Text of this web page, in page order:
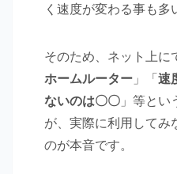
く速度が変わる事も多
そのため、ネット上に
ホームルーター 」「 速
ないのは〇〇 」等とい
が、実際に利用してみ
のが本音です。